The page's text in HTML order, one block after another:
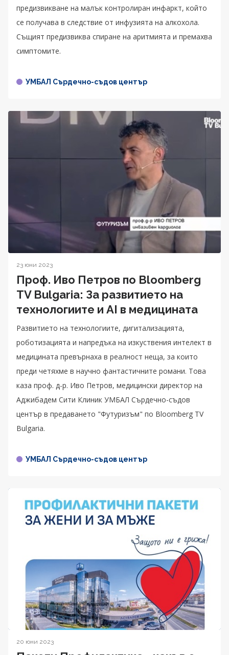
предизвикване на малък контролиран инфаркт, който
се получава в следствие от инфузията на алкохола.
Същият предизвиква спиране на аритмията и премахва
симптомите.
УМБАЛ Сърдечно-съдов център
23 юни 2023
Проф. Иво Петров по Bloomberg
TV Bulgaria: За развитието на
технологиите и AI в медицината
Развитието на технологиите, дигитализацията,
роботизацията и напредъка на изкуствения интелект в
медицината превърнаха в реалност неща, за които
преди четяхме в научно фантастичните романи. Това
каза проф. д-р. Иво Петров, медицински директор на
Аджибадем Сити Клиник УМБАЛ Сърдечно-съдов
център в предаването "Футуризъм" по Bloomberg TV
Bulgaria.
УМБАЛ Сърдечно-съдов център
20 юни 2023